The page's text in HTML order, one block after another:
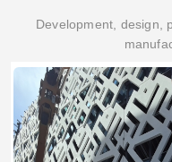
Development, design,